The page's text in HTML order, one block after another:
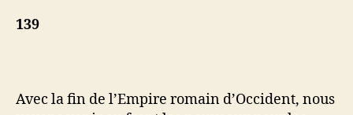
139
Avec la fin de l’Empire romain d’Occident, nous